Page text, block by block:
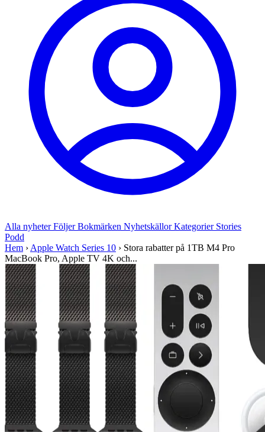
Alla nyheterFöljerBokmärken NyhetskällorKategorier Stories
Podd
Hem › Apple Watch Series 10 › Stora rabatter på 1TB M4 Pro
MacBook Pro, Apple TV 4K och...